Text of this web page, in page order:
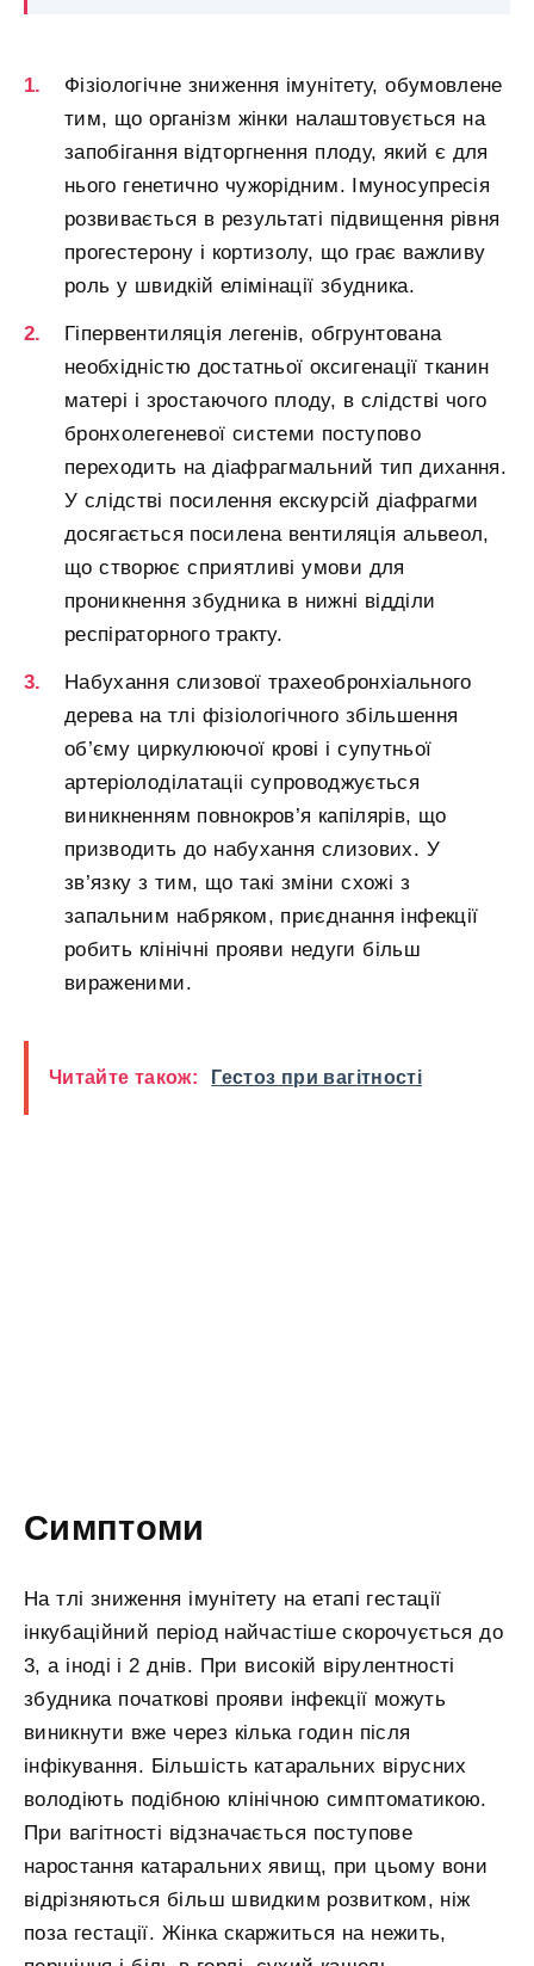
Фізіологічне зниження імунітету, обумовлене
тим, що організм жінки налаштовується на
запобігання відторгнення плоду, який є для
нього генетично чужорідним. Імуносупресія
розвивається в результаті підвищення рівня
прогестерону і кортизолу, що грає важливу
роль у швидкій елімінації збудника.
Гіпервентиляція легенів, обгрунтована
необхідністю достатньої оксигенації тканин
матері і зростаючого плоду, в слідстві чого
бронхолегеневої системи поступово
переходить на діафрагмальний тип дихання.
У слідстві посилення екскурсій діафрагми
досягається посилена вентиляція альвеол,
що створює сприятливі умови для
проникнення збудника в нижні відділи
респіраторного тракту.
Набухання слизової трахеобронхіального
дерева на тлі фізіологічного збільшення
об’єму циркулюючої крові і супутньої
артеріолоділатаціі супроводжується
виникненням повнокров’я капілярів, що
призводить до набухання слизових. У
зв’язку з тим, що такі зміни схожі з
запальним набряком, приєднання інфекції
робить клінічні прояви недуги більш
вираженими.
Читайте також: Гестоз при вагітності
Симптоми
На тлі зниження імунітету на етапі гестації
інкубаційний період найчастіше скорочується до
3, а іноді і 2 днів. При високій вірулентності
збудника початкові прояви інфекції можуть
виникнути вже через кілька годин після
інфікування. Більшість катаральних вірусних
володіють подібною клінічною симптоматикою.
При вагітності відзначається поступове
наростання катаральних явищ, при цьому вони
відрізняються більш швидким розвитком, ніж
поза гестації. Жінка скаржиться на нежить,